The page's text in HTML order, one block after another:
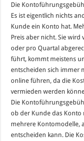
Die
Es ist eigentlich nichts
Kunde ein Konto hat.
Preis aber nicht. Sie
oder pro Quartal
führt, kommt meistens
entscheiden sich immer
online führen, da die
vermieden werden
Die
ob der Kunde das Konto
mehrere Kontomodelle,
entscheiden kann. Die